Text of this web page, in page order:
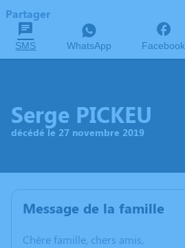
Partager
SMS WhatsApp Facebook
Serge PICKEU
décédé le 27 novembre 2019
Message de la famille
Chère famille, chers amis,